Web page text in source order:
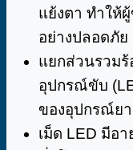
แย้งตา ทำให้
อย่างปลอดภัย
แยกส่วนรวมร้
อุปกรณ์ขับ
ของอุปกรณ์ย
เม็ด LED มีอ